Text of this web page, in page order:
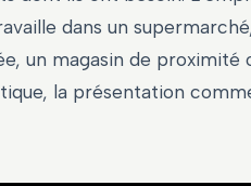
dans un
un magasin de proximité
la présentation